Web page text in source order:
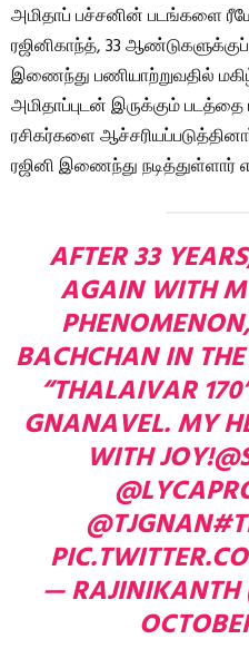
அமிதாப் பச்சனின் படங்களை
ரஜினிகாந்த், 33
இணைந்து பணியாற்றுவதில்
அமிதாப்புடன் இருக்கும் படத்தை
ரசிகர்களை
ரஜினி இணைந்து நடித்துள்ளார்
AFTER 33
AGAIN WITH
BACHCHAN IN
“THALAIVAR
GNANAVEL. MY
WITH JOY!
@TJGNAN
— RAJINIKANTH